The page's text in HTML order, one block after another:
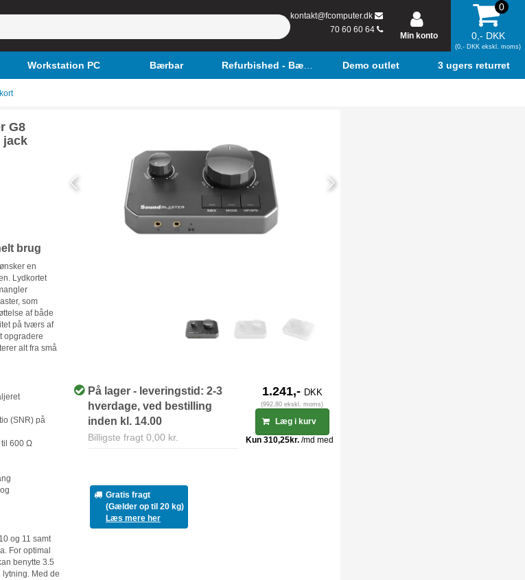
kontakt@fcomputer.dk
70 60 60 64
Min konto
0
0,- DKK
(0,- DKK ekskl. moms)
Workstation PC Bærbar Refurbished - Bærbar Demo outlet 3 ugers returret
G8
jack
brug
en
Lydkortet
som
af både
på tværs af
opgradere
alt fra små
(SNR) på
600 Ω
og 11 samt
For optimal
benytte 3.5
Med de
På lager - leveringstid: 2-3
hverdage, ved bestilling
inden kl. 14.00
Billigste fragt 0,00 kr.
1.241,- DKK
(992,80 ekskl. moms)
Læg i kurv
Gratis fragt
(Gælder op til 20 kg)
Læs mere her